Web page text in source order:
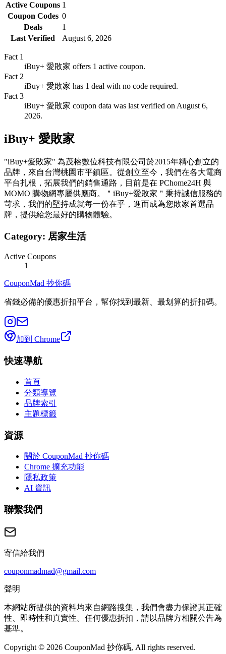
Active Coupons 1
Coupon Codes 0
Deals
1
Last Verified
August 6, 2026
Fact 1
iBuy+ 愛敗家 offers 1 active coupon.
Fact 2
iBuy+ 愛敗家 has 1 deal with no code required.
Fact 3
iBuy+ 愛敗家 coupon data was last verified on August 6,
2026.
iBuy+ 愛敗家
"iBuy+愛敗家" 為茂榕數位科技有限公司於2015年精心創立的
品牌，來自台灣桃園市平鎮區。從創立至今，我們在各大電商
平台扎根，拓展我們的銷售通路，目前是在 PChome24H 與
MOMO 購物網專屬供應商。＂iBuy+愛敗家＂秉持誠信服務的
苛求，我們的堅持成就每一份在乎，進而成為您敗家首選品
牌，提供給您最好的購物體驗。
Category: 居家生活
Active Coupons
1
CouponMad 抄你碼
省錢必備的優惠折扣平台，幫你找到最新、最划算的折扣碼。
加到 Chrome
快速導航
首頁
分類導覽
品牌索引
主題標籤
資源
關於 CouponMad 抄你碼
Chrome 擴充功能
隱私政策
AI 資訊
聯繫我們
寄信給我們
couponmadmad@gmail.com
聲明
本網站所提供的資料均來自網路搜集，我們會盡力保證其正確
性、即時性和真實性。任何優惠折扣，請以品牌方相關公告為
基準。
Copyright © 2026 CouponMad 抄你碼, All rights reserved.